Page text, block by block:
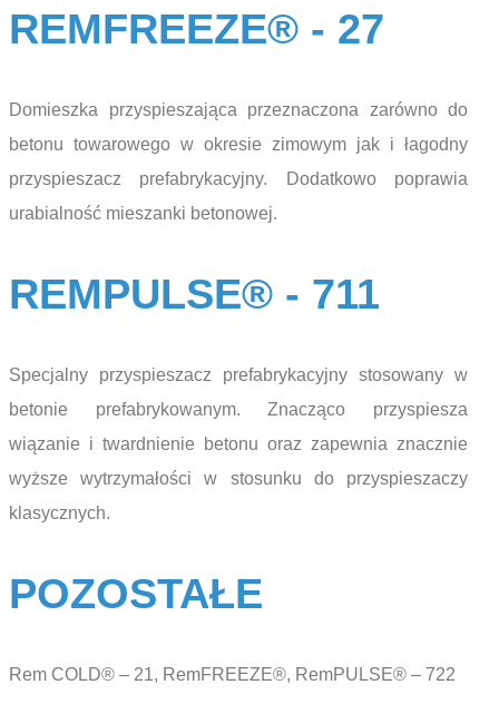
REMFREEZE® - 27
Domieszka przyspieszająca przeznaczona zarówno do
betonu towarowego w okresie zimowym jak i łagodny
przyspieszacz prefabrykacyjny. Dodatkowo poprawia
urabialność mieszanki betonowej.
REMPULSE® - 711
Specjalny przyspieszacz prefabrykacyjny stosowany w
betonie prefabrykowanym. Znacząco przyspiesza
wiązanie i twardnienie betonu oraz zapewnia znacznie
wyższe wytrzymałości w stosunku do przyspieszaczy
klasycznych.
POZOSTAŁE
Rem COLD® – 21, RemFREEZE®, RemPULSE® – 722